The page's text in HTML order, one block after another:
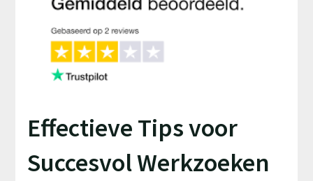
Effectieve Tips voor
Succesvol Werkzoeken